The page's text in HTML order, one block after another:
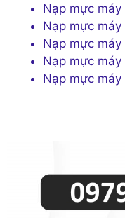
Nạp mực
Nạp mực máy
Nạp mực máy
Nạp mực máy
Nạp mực máy